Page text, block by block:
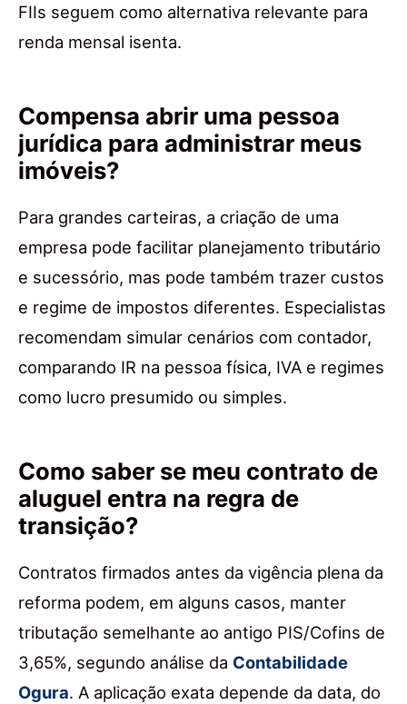
FIIs seguem como alternativa relevante para
renda mensal isenta.
Compensa abrir uma pessoa
jurídica para administrar meus
imóveis?
Para grandes carteiras, a criação de uma
empresa pode facilitar planejamento tributário
e sucessório, mas pode também trazer custos
e regime de impostos diferentes. Especialistas
recomendam simular cenários com contador,
comparando IR na pessoa física, IVA e regimes
como lucro presumido ou simples.
Como saber se meu contrato de
aluguel entra na regra de
transição?
Contratos firmados antes da vigência plena da
reforma podem, em alguns casos, manter
tributação semelhante ao antigo PIS/Cofins de
3,65%, segundo análise da Contabilidade
Ogura. A aplicação exata depende da data, do